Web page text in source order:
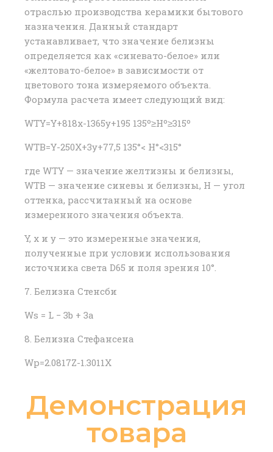
отраслью производства керамики бытового
назначения. Данный стандарт
устанавливает, что значение белизны
определяется как «синевато-белое» или
«желтовато-белое» в зависимости от
цветового тона измеряемого объекта.
Формула расчета имеет следующий вид:
WTY=Y+818x-1365y+195 135º≥Hº≥315º
WTB=Y-250X+3y+77,5 135°< H°<315°
где WTY — значение желтизны и белизны,
WTB — значение синевы и белизны, H — угол
оттенка, рассчитанный на основе
измеренного значения объекта.
Y, x и y — это измеренные значения,
полученные при условии использования
источника света D65 и поля зрения 10°.
7. Белизна Стенсби
Ws = L − 3b + 3a
8. Белизна Стефансена
Wp=2.0817Z-1.3011X
Демонстрация
товара